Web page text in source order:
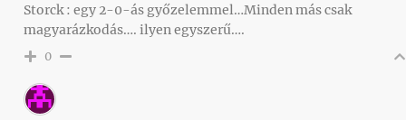
Storck : egy 2-0-ás győzelemmel…Minden más csak
magyarázkodás…. ilyen egyszerű….
0